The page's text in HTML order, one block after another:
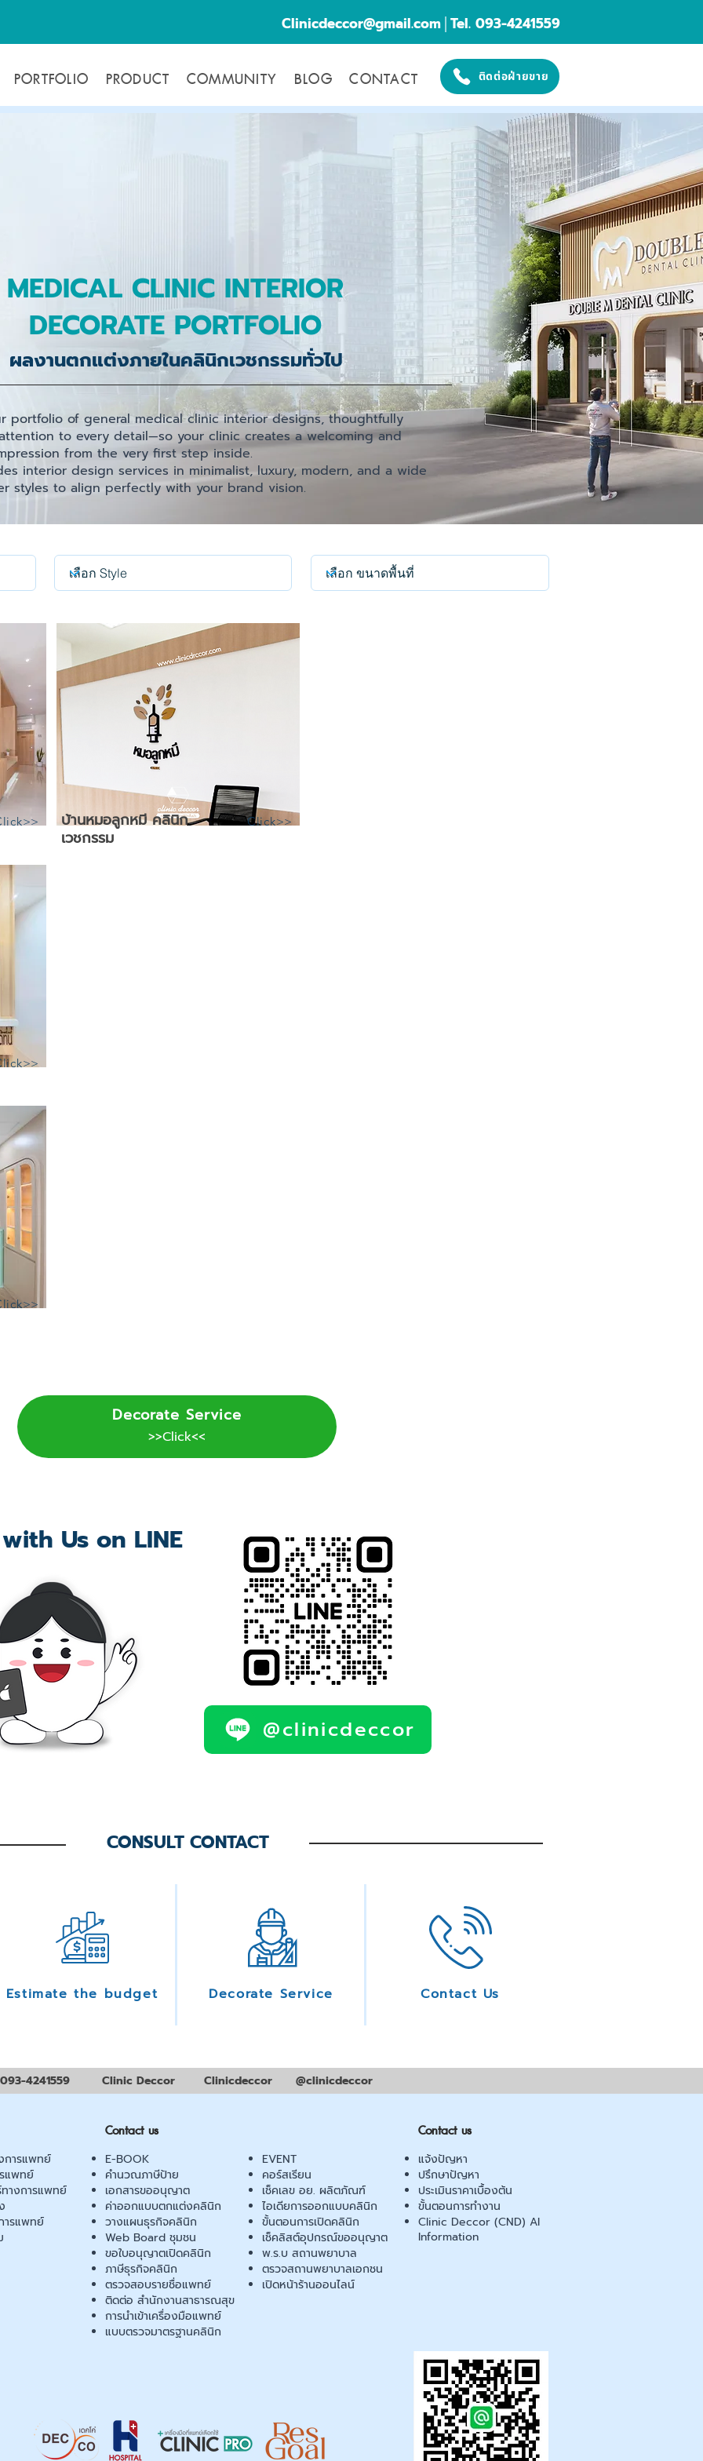
Clinicdeccor@gmail.com│Tel. 093-4241559
PORTFOLIO PRODUCT COMMUNITY BLOG CONTACT ติดต่อฝ่ายขาย
MEDICAL CLINIC INTERIOR
DECORATE PORTFOLIO
ผลงานตกแต่งภายในคลินิกเวชกรรมทั่วไป
of general medical clinic interior designs, thoughtfully
to every detail—so your clinic creates a welcoming and
from the very first step inside.
interior design services in minimalist, luxury, modern, and a wide
styles to align perfectly with your brand vision.
บ้านหมอลูกหมี คลินิก
เวชกรรม
Click>>
Decorate Service
>>Click<<
@clinicdeccor
Us on LINE
CONSULT CONTACT
Estimate the budget Decorate Service Contact Us
093-4241559 Clinic Deccor Clinicdeccor @clinicdeccor
ารแพทย์
แพทย์
ทางการแพทย์
ารแพทย์
Contact us
E-BOOK
คำนวณภาษีป้าย
เอกสารขออนุญาต
ค่าออกแบบตกแต่งคลินิก
วางแผนธุรกิจคลินิก
Web Board ชุมชน
ขอใบอนุญาตเปิดคลินิก
ภาษีธุรกิจคลินิก
ตรวจสอบรายชื่อแพทย์
ติดต่อ สำนักงานสาธารณสุข
การนำเข้าเครื่องมือแพทย์
แบบตรวจมาตรฐานคลินิก
Contact us
EVENT
คอร์สเรียน
เช็คเลข อย. ผลิตภัณฑ์
ไอเดียการออกแบบคลินิก
ขั้นตอนการเปิดคลินิก
เช็คลิสต์อุปกรณ์ขออนุญาต
พ.ร.บ สถานพยาบาล
ตรวจสถานพยาบาลเอกชน
เปิดหน้าร้านออนไลน์
แจ้งปัญหา
ปรึกษาปัญหา
ประเมินราคาเบื้องต้น
ขั้นตอนการทำงาน
Clinic Deccor (CND) AI
Information